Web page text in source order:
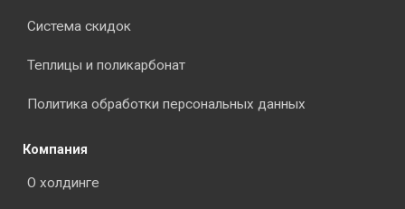
Система скидок
Теплицы и поликарбонат
Политика обработки персональных данных
Компания
О холдинге